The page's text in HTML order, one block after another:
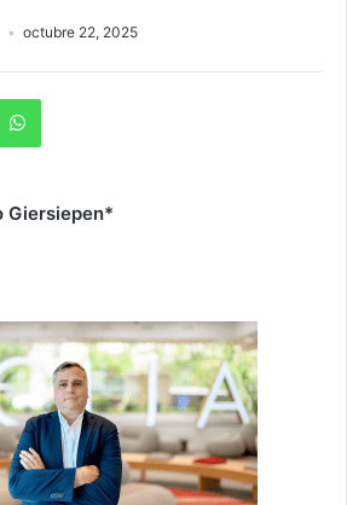
octubre 22, 2025
Giersiepen*